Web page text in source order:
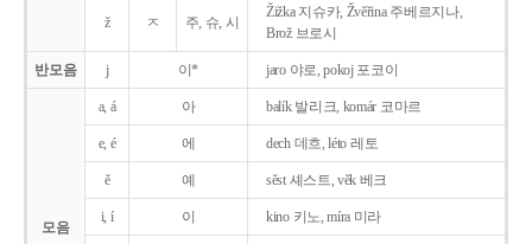
ž ㅈ 주, 슈, 시
Žižka 지슈카, Žvěřina 주베르지나,
Brož 브로시
반모음 j 이* jaro 야로, pokoj 포코이
모음
a, á 아 balík 발리크, komár 코마르
e, é 에 dech 데흐, léto 레토
ě 예 sěst 셰스트, věk 베크
i, í 이 kino 키노, míra 미라